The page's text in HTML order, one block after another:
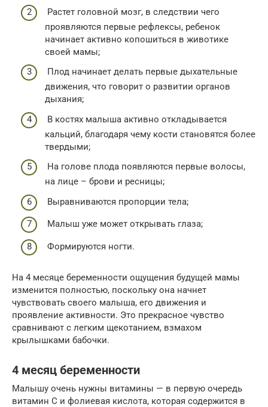
Растет головной мозг, в следствии чего
проявляются первые рефлексы, ребенок
начинает активно копошиться в животике
своей мамы;
Плод начинает делать первые дыхательные
движения, что говорит о развитии органов
дыхания;
В костях малыша активно откладывается
кальций, благодаря чему кости становятся более
твердыми;
На голове плода появляются первые волосы,
на лице – брови и ресницы;
Выравниваются пропорции тела;
Малыш уже может открывать глаза;
Формируются ногти.
На 4 месяце беременности ощущения будущей мамы
изменится полностью, поскольку она начнет
чувствовать своего малыша, его движения и
проявление активности. Это прекрасное чувство
сравнивают с легким щекотанием, взмахом
крылышками бабочки.
4 месяц беременности
Малышу очень нужны витамины — в первую очередь
витамин С и фолиевая кислота, которая содержится в